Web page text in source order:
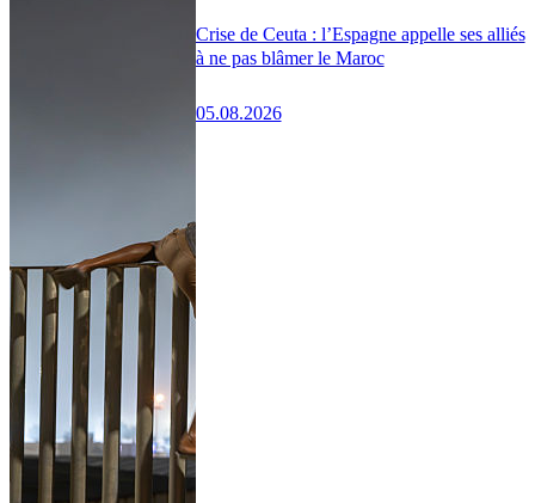
Crise de Ceuta : l’Espagne appelle ses alliés
à ne pas blâmer le Maroc
05.08.2026